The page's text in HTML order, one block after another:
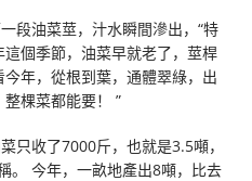
段油菜莖，汁水瞬間滲出，“特
個季節，油菜早就老了，莖桿
年，從根到葉，通體翠綠，出
棵菜都能要！ ”
只收了7000斤，也就是3.5噸，
。 今年，一畝地產出8噸，比去